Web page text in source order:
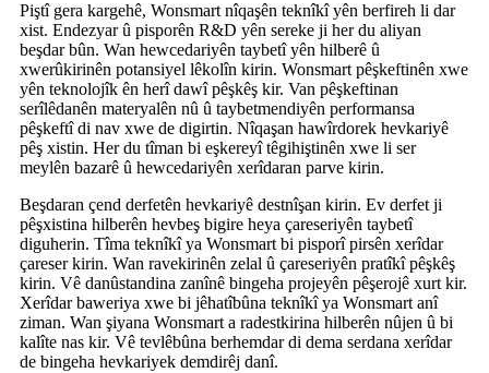
Piştî gera kargehê, Wonsmart nîqaşên teknîkî yên berfireh li dar
xist. Endezyar û pisporên R&D yên sereke ji her du aliyan
beşdar bûn. Wan hewcedariyên taybetî yên hilberê û
xwerûkirinên potansiyel lêkolîn kirin. Wonsmart pêşkeftinên xwe
yên teknolojîk ên herî dawî pêşkêş kir. Van pêşkeftinan
serîlêdanên materyalên nû û taybetmendiyên performansa
pêşkeftî di nav xwe de digirtin. Nîqaşan hawîrdorek hevkariyê
pêş xistin. Her du tîman bi eşkereyî têgihiştinên xwe li ser
meylên bazarê û hewcedariyên xerîdaran parve kirin.
Beşdaran çend derfetên hevkariyê destnîşan kirin. Ev derfet ji
pêşxistina hilberên hevbeş bigire heya çareseriyên taybetî
diguherin. Tîma teknîkî ya Wonsmart bi pisporî pirsên xerîdar
çareser kirin. Wan ravekirinên zelal û çareseriyên pratîkî pêşkêş
kirin. Vê danûstandina zanînê bingeha projeyên pêşerojê xurt kir.
Xerîdar baweriya xwe bi jêhatîbûna teknîkî ya Wonsmart anî
ziman. Wan şiyana Wonsmart a radestkirina hilberên nûjen û bi
kalîte nas kir. Vê tevlêbûna berhemdar di dema serdana xerîdar
de bingeha hevkariyek demdirêj danî.